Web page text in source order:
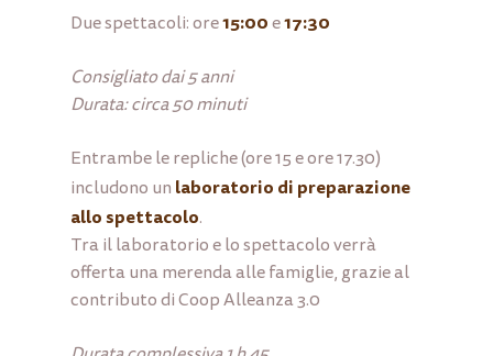
Due spettacoli: ore15:00 e17:30
Consigliato dai 5 anni
Durata: circa 50 minuti
Entrambe le repliche (ore 15 e ore 17.30)
includono un laboratorio di preparazione
allo spettacolo.
Tra il laboratorio e lo spettacolo verrà
offerta una merenda alle famiglie, grazie al
contributo di Coop Alleanza 3.0